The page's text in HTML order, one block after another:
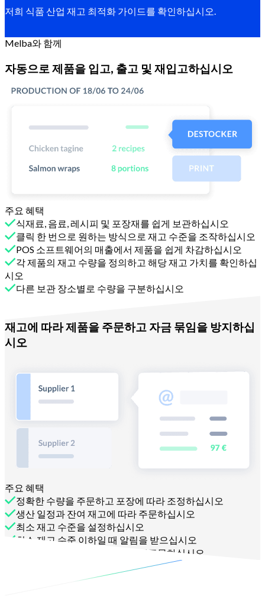
저희 식품 산업 재고 최적화 가이드를 확인하십시오.
Melba와 함께
자동으로 제품을 입고, 출고 및 재입고하십시오
주요 혜택
식재료, 음료, 레시피 및 포장재를 쉽게 보관하십시오
클릭 한 번으로 원하는 방식으로 재고 수준을 조작하십시오
POS 소프트웨어의 매출에서 제품을 쉽게 차감하십시오
각 제품의 재고 수량을 정의하고 해당 재고 가치를 확인하십
시오
다른 보관 장소별로 수량을 구분하십시오
재고에 따라 제품을 주문하고 자금 묶임을 방지하십
시오
주요 혜택
정확한 수량을 주문하고 포장에 따라 조정하십시오
생산 일정과 잔여 재고에 따라 주문하십시오
최소 재고 수준을 설정하십시오
최소 재고 수준 이하일 때 알림을 받으십시오
최소 재고 수준 이하의 제품을 재주문하십시오